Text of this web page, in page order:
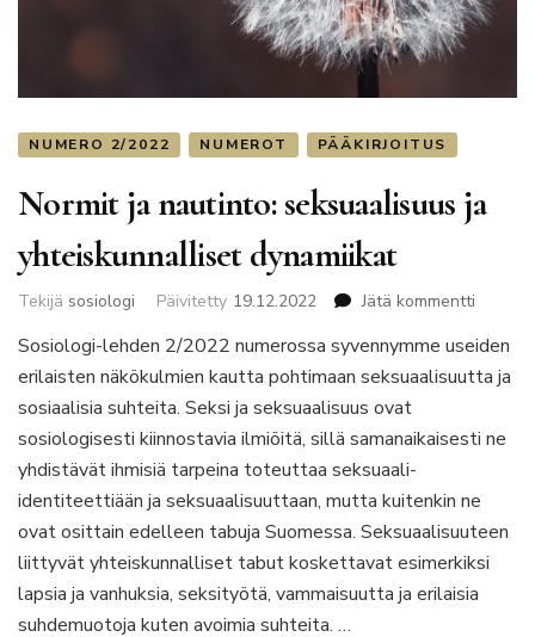
NUMERO 2/2022 NUMEROT PÄÄKIRJOITUS
Normit ja nautinto: seksuaalisuus ja
yhteiskunnalliset dynamiikat
Tekijä sosiologi Päivitetty 19.12.2022 Jätä kommentti
ja
Sosiologi-lehden 2/2022 numerossa syvennymme useiden
erilaisten näkökulmien kautta pohtimaan seksuaalisuutta ja
sosiaalisia suhteita. Seksi ja seksuaalisuus ovat
sosiologisesti kiinnostavia ilmiöitä, sillä samanaikaisesti ne
yhdistävät ihmisiä tarpeina toteuttaa seksuaali-
identiteettiään ja seksuaalisuuttaan, mutta kuitenkin ne
ovat osittain edelleen tabuja Suomessa. Seksuaalisuuteen
liittyvät yhteiskunnalliset tabut koskettavat esimerkiksi
lapsia ja vanhuksia, seksityötä, vammaisuutta ja erilaisia
suhdemuotoja kuten avoimia suhteita. …